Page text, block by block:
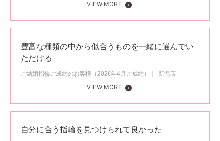
VIEW MORE
豊富な種類の中から似合うものを一緒に選んでい
ただける
ご結婚指輪ご成約のお客様（2026年4月ご成約）
新潟店
VIEW MORE
自分に合う指輪を見つけられて良かった